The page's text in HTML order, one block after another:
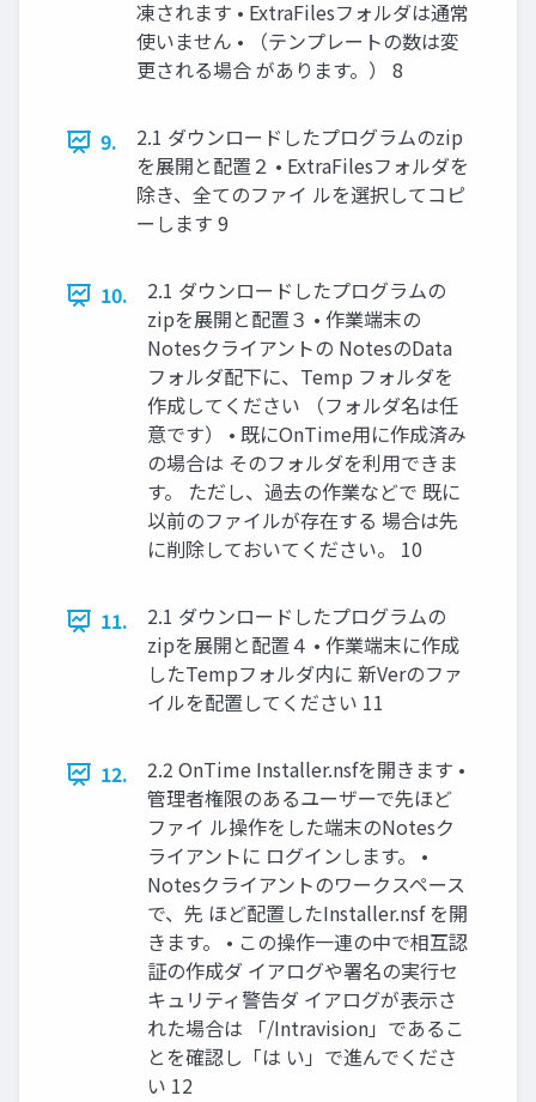
凍されます • ExtraFilesフォルダは通常
使いません • （テンプレートの数は変
更される場合 があります。） 8
9.
2.1 ダウンロードしたプログラムのzip
を展開と配置２ • ExtraFilesフォルダを
除き、全てのファイ ルを選択してコピ
ーします 9
10.
2.1 ダウンロードしたプログラムの
zipを展開と配置３ • 作業端末の
Notesクライアントの NotesのData
フォルダ配下に、Temp フォルダを
作成してください （フォルダ名は任
意です） • 既にOnTime用に作成済み
の場合は そのフォルダを利用できま
す。 ただし、過去の作業などで 既に
以前のファイルが存在する 場合は先
に削除しておいてください。 10
11.
2.1 ダウンロードしたプログラムの
zipを展開と配置４ • 作業端末に作成
したTempフォルダ内に 新Verのファ
イルを配置してください 11
12.
2.2 OnTime Installer.nsfを開きます •
管理者権限のあるユーザーで先ほど
ファイ ル操作をした端末のNotesク
ライアントに ログインします。 •
Notesクライアントのワークスペース
で、先 ほど配置したInstaller.nsf を開
きます。 • この操作一連の中で相互認
証の作成ダ イアログや署名の実行セ
キュリティ警告ダ イアログが表示さ
れた場合は 「/Intravision」であるこ
とを確認し「は い」で進んでくださ
い 12